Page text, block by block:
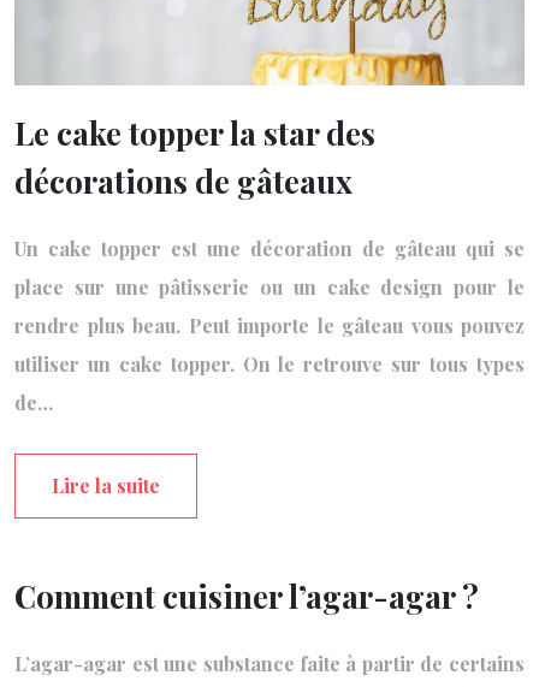
Le cake topper la star des
décorations de gâteaux
Un cake topper est une décoration de gâteau qui se
place sur une pâtisserie ou un cake design pour le
rendre plus beau. Peut importe le gâteau vous pouvez
utiliser un cake topper. On le retrouve sur tous types
de…
Lire la suite
Comment cuisiner l’agar-agar ?
L’agar-agar est une substance faite à partir de certains